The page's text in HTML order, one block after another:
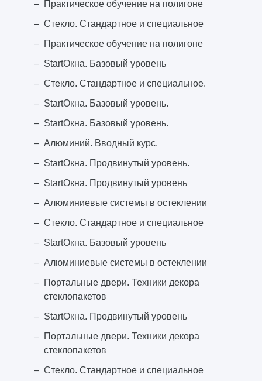
Практическое обучение на полигоне
Стекло. Стандартное и специальное
Практическое обучение на полигоне
StartОкна. Базовый уровень
Стекло. Стандартное и специальное.
StartОкна. Базовый уровень.
StartОкна. Базовый уровень.
Алюминий. Вводный курс.
StartОкна. Продвинутый уровень.
StartОкна. Продвинутый уровень
Алюминиевые системы в остеклении
Стекло. Стандартное и специальное
StartОкна. Базовый уровень
Алюминиевые системы в остеклении
Портальные двери. Техники декора
стеклопакетов
StartОкна. Продвинутый уровень
Портальные двери. Техники декора
стеклопакетов
Стекло. Стандартное и специальное